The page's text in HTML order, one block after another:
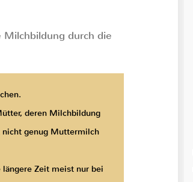
durch die
deren Milchbildung
genug Muttermilch
Zeit meist nur bei